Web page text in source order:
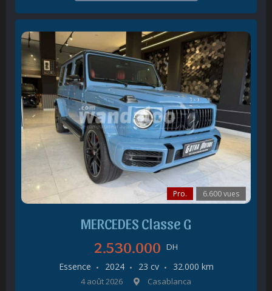
Pro. 6.600 vues
MERCEDES Classe G
2.530.000 DH
Essence 2024 23 cv 32.000 km
4 août 2026 Casablanca